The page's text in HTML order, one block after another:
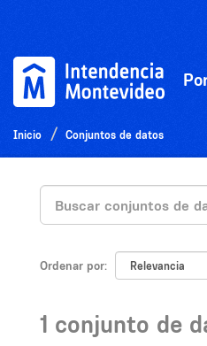
Inicio Conjuntos de datos
Ordenar por
1 conjunto de